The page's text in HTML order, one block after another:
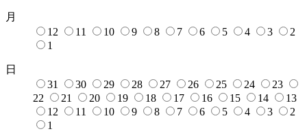
月
12
11 10 9 8 7 6 5 4 3
2
1
日
31
30 29 28 27 26 25 24
23
22
21 20 19 18 17 16 15 14
13
12
11 10 9 8 7 6 5 4 3
2
1